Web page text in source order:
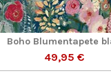
Boho Blumentapete
49,95 €